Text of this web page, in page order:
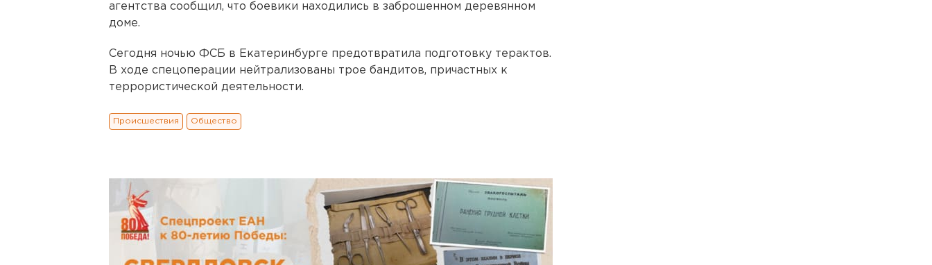
агентства сообщил, что боевики находились в заброшенном деревянном
доме.
Сегодня ночью ФСБ в Екатеринбурге предотвратила подготовку терактов.
В ходе спецоперации нейтрализованы трое бандитов, причастных к
террористической деятельности.
Происшествия Общество